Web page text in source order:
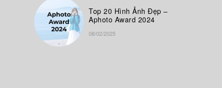
Top 20 Hình Ảnh Đẹp –
Aphoto Award 2024
08/02/2025